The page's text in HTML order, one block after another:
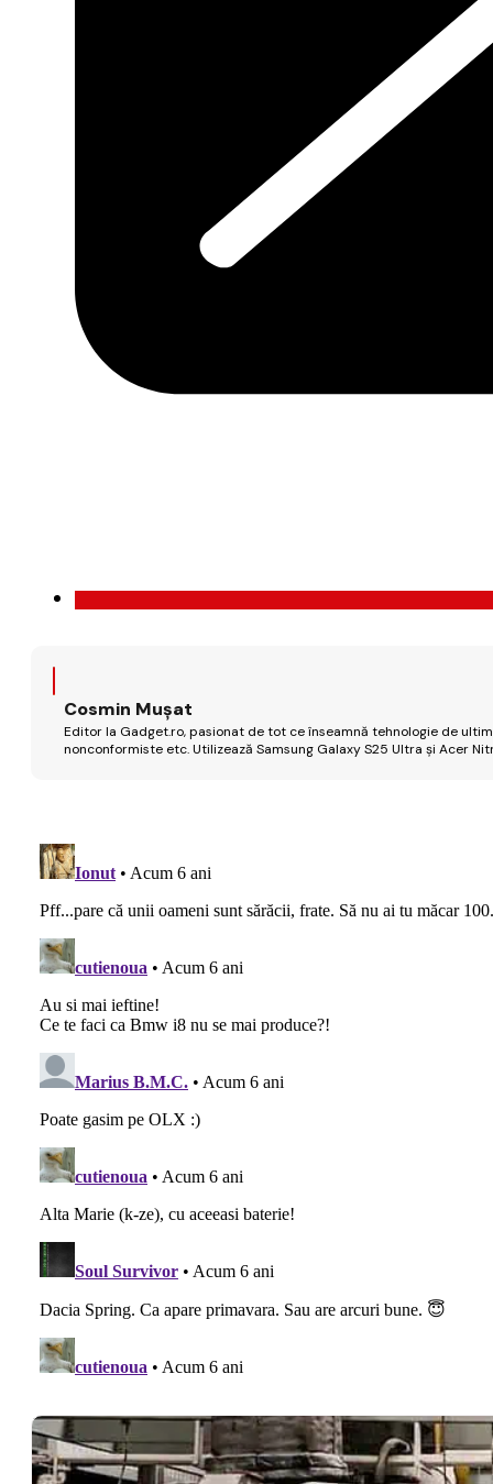
Cosmin Mușat
Editor la Gadget.ro, pasionat de tot ce înseamnă tehnologie de
nonconformiste etc. Utilizează Samsung Galaxy S25 Ultra și Acer